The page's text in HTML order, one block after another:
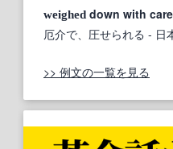
weighed down with
厄介で、圧せられる - 日
>> 例文の一覧を見る